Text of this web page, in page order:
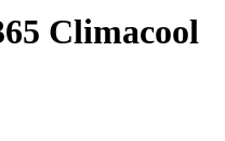
Climacool